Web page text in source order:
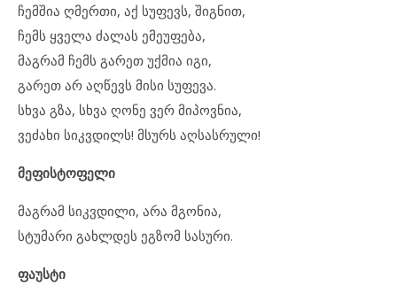
ჩემშია ღმერთი, აქ სუფევს, შიგნით,
ჩემს ყველა ძალას ემეუფება,
მაგრამ ჩემს გარეთ უქმია იგი,
გარეთ არ აღწევს მისი სუფევა.
სხვა გზა, სხვა ღონე ვერ მიპოვნია,
ვეძახი სიკვდილს! მსურს აღსასრული!
მეფისტოფელი
მაგრამ სიკვდილი, არა მგონია,
სტუმარი გახლდეს ეგზომ სასური.
ფაუსტი